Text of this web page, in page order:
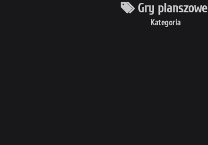
Kategoria
Gry planszowe